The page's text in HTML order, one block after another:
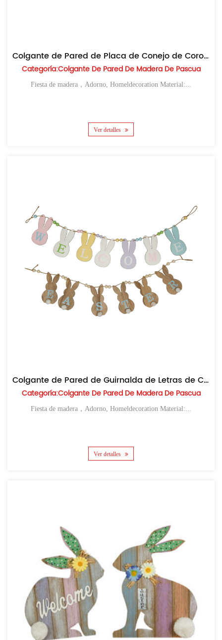
Colgante de Pared de Placa de Conejo de Corona de Madera de Pascua
Categoría:Colgante De Pared De Madera De Pascua
Fiesta de madera，Adorno, Homeldecoration Material:...
Ver detalles
Colgante de Pared de Guirnalda de Letras de Conejo
Categoría:Colgante De Pared De Madera De Pascua
Fiesta de madera，Adorno, Homeldecoration Material:...
Ver detalles